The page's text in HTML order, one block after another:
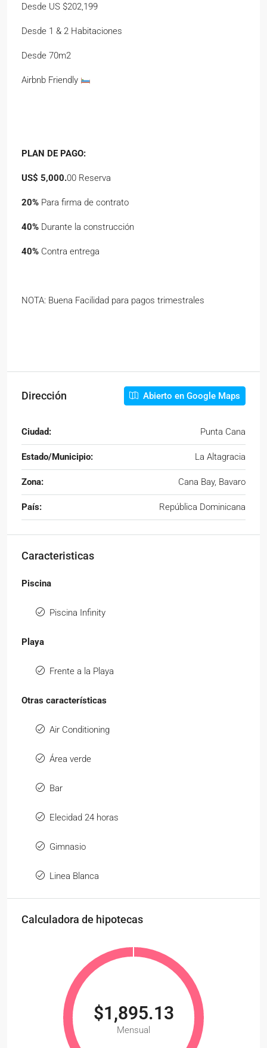
Desde US $202,199
Desde 1 & 2 Habitaciones
Desde 70m2
Airbnb Friendly
PLAN DE PAGO:
US$ 5,000.00 Reserva
20% Para firma de contrato
40% Durante la construcción
40% Contra entrega
NOTA: Buena Facilidad para pagos trimestrales
Dirección Abierto en Google Maps
Ciudad: Punta Cana
Estado/Municipio: La Altagracia
Zona: Cana Bay, Bavaro
País: República Dominicana
Caracteristicas
Piscina
Piscina Infinity
Playa
Frente a la Playa
Otras características
Air Conditioning
Área verde
Bar
Elecidad 24 horas
Gimnasio
Linea Blanca
Calculadora de hipotecas
$1,895.13
Mensual